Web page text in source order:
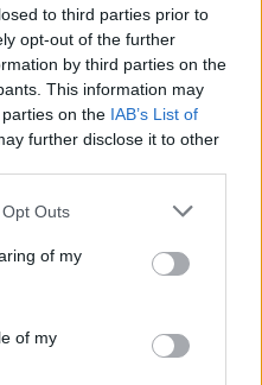
to third parties prior to
opt-out of the further
by third parties on the
This information may
on the IAB’s List of
further disclose it to other
uses one or more Google
You may click to
and its third-party tags to
purposes in below Google
Outs
of my
of my